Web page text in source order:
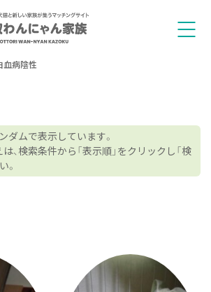
血病陰性
ダムで表示しています。
、検索条件から「表示順」をクリックし「検
。